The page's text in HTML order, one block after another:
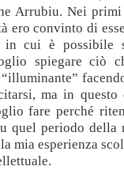
Arrubiu. Nei
ero convinto di
cui è possibile
spiegare ciò
ma in questo
fare perché
quel periodo della
mia esperienza